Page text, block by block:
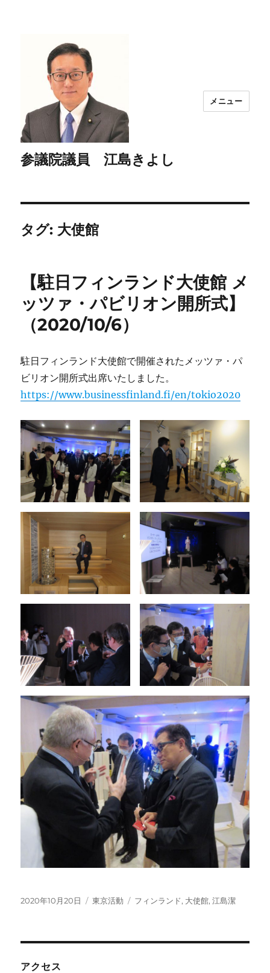
参議院議員 江島きよし
メニュー
タグ: 大使館
【駐日フィンランド大使館 メ
ッツァ・パビリオン開所式】
（2020/10/6）
駐日フィンランド大使館で開催されたメッツァ・パ
ビリオン開所式出席いたしました。
https://www.businessfinland.fi/en/tokio2020
投
2020年10月20日
カ
東京活動
タ
フィンランド, 大使館,江島潔
アクセス